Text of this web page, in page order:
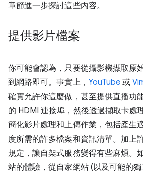
章節進一步探討這些內容。
提供影片檔案
你可能會認為，只要從攝影機擷取原
到網路即可。事實上， YouTube 或
確實允許你這麼做，甚至提供直播功
的 HDMI 連接埠，然後透過擷取卡處
簡化影片處理和上傳作業，包括產生
度所需的許多檔案和資訊清單。加上
規定，讓自架式服務變得有些麻煩。
站的體驗，從自家網站 (以及可能的